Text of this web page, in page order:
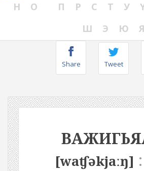
Н
О П Р С Т У
Ш
Э Ю Я
Share Tweet
[waʧəkjaːŋ] :